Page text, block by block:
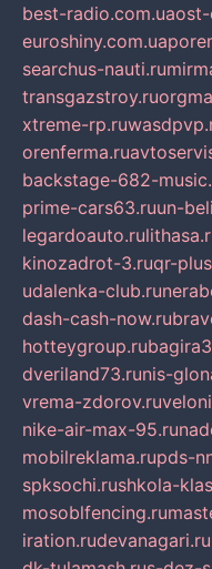
best-radio.com.uaost-
euroshiny.com.ua
searchus-nauti.ru
transgazstroy.ru
xtreme-rp.ru
orenferma.ru
backstage-682-
prime-cars63.ruun-
legardoauto.ru
kinozadrot-3.ruqr-
udalenka-club.ru
dash-cash-now.ru
hotteygroup.ru
dveriland73.runis-
vrema-zdorov.ru
nike-air-max-95.ru
mobilreklama.rupds-
spksochi.rushkola-
mosoblfencing.ru
iration.rudevanagari.ru